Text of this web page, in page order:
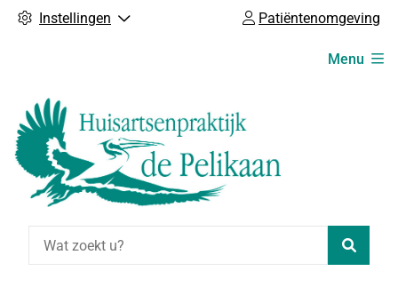
Instellingen Patiëntenomgeving
Menu